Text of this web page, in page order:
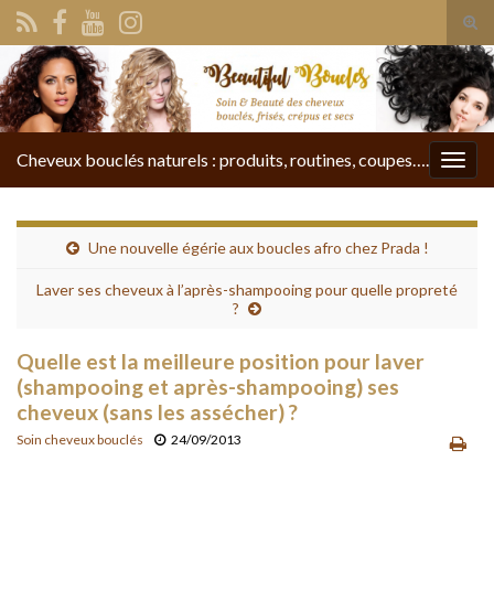
Search for:
Cheveux bouclés naturels : produits, routines, coupes….
Une nouvelle égérie aux boucles afro chez Prada !
Laver ses cheveux à l’après-shampooing pour quelle propreté
?
Quelle est la meilleure position pour laver
(shampooing et après-shampooing) ses
cheveux (sans les assécher) ?
Soin cheveux bouclés 24/09/2013